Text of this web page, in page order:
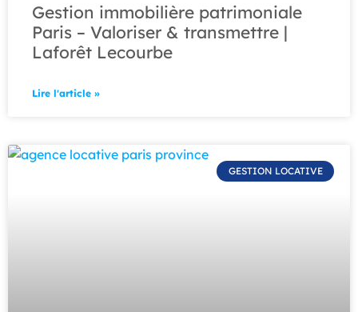
Gestion immobilière patrimoniale
Paris – Valoriser & transmettre |
Laforêt Lecourbe
Lire l'article »
GESTION LOCATIVE